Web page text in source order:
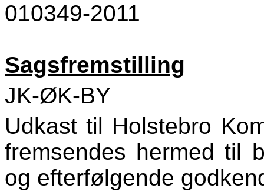
010349-2011
Sagsfremstilling
JK-ØK-BY
Udkast til Holstebro
fremsendes hermed til
og efterfølgende